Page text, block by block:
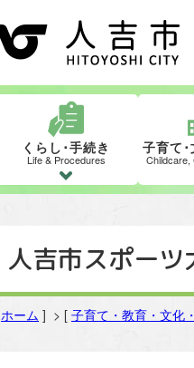
くらし･手続き
Life & Procedures
子育て･
Childcare,
人吉市スポー
ホーム ] > [ 子育て・教育・文化